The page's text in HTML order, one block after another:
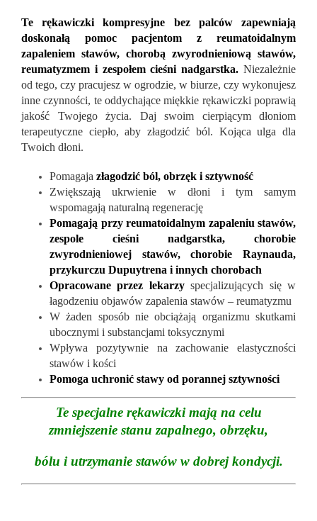
Te rękawiczki kompresyjne bez palców zapewniają
doskonałą pomoc pacjentom z reumatoidalnym
zapaleniem stawów, chorobą zwyrodnieniową stawów,
reumatyzmem i zespołem cieśni nadgarstka. Niezależnie
od tego, czy pracujesz w ogrodzie, w biurze, czy wykonujesz
inne czynności, te oddychające miękkie rękawiczki poprawią
jakość Twojego życia. Daj swoim cierpiącym dłoniom
terapeutyczne ciepło, aby złagodzić ból. Kojąca ulga dla
Twoich dłoni.
Pomagaja złagodzić ból, obrzęk i sztywność
Zwiększają ukrwienie w dłoni i tym samym
wspomagają naturalną regenerację
Pomagają przy reumatoidalnym zapaleniu stawów,
zespole cieśni nadgarstka, chorobie
zwyrodnieniowej stawów, chorobie Raynauda,
przykurczu Dupuytrena i innych chorobach
Opracowane przez lekarzyspecjalizujących się w
łagodzeniu objawów zapalenia stawów – reumatyzmu
W żaden sposób nie obciążają organizmu skutkami
ubocznymi i substancjami toksycznymi
Wpływa pozytywnie na zachowanie elastyczności
stawów i kości
Pomoga uchronić stawy od porannej sztywności
Te specjalne rękawiczki mają na celu
zmniejszenie stanu zapalnego, obrzęku,
bólu i utrzymanie stawów w dobrej kondycji.